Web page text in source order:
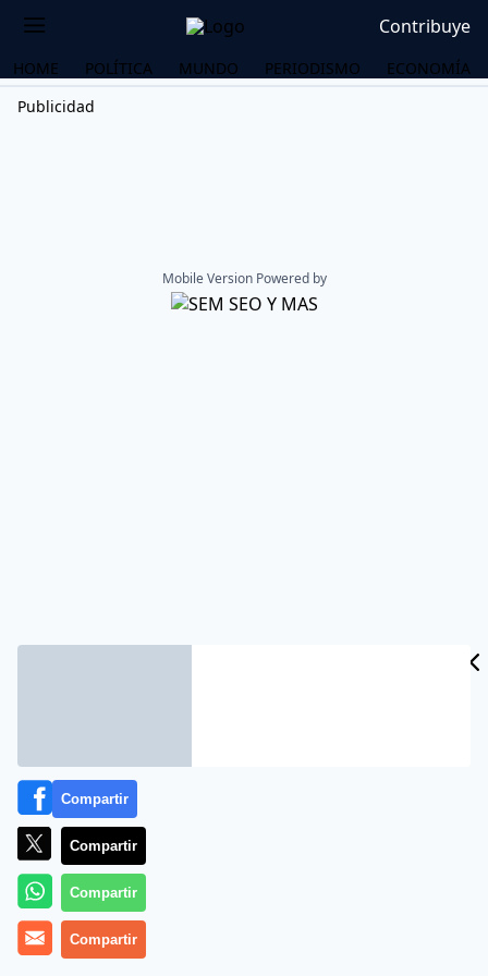
Contribuye
HOME POLÍTICA MUNDO PERIODISMO
ECONOMÍA
Publicidad
Mobile Version Powered by
Compartir
Compartir
Compartir
Compartir